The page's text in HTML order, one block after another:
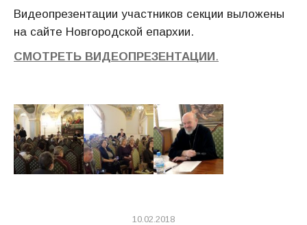
Видеопрезентации участников секции выложены
на сайте Новгородской епархии.
СМОТРЕТЬ ВИДЕОПРЕЗЕНТАЦИИ.
10.02.2018